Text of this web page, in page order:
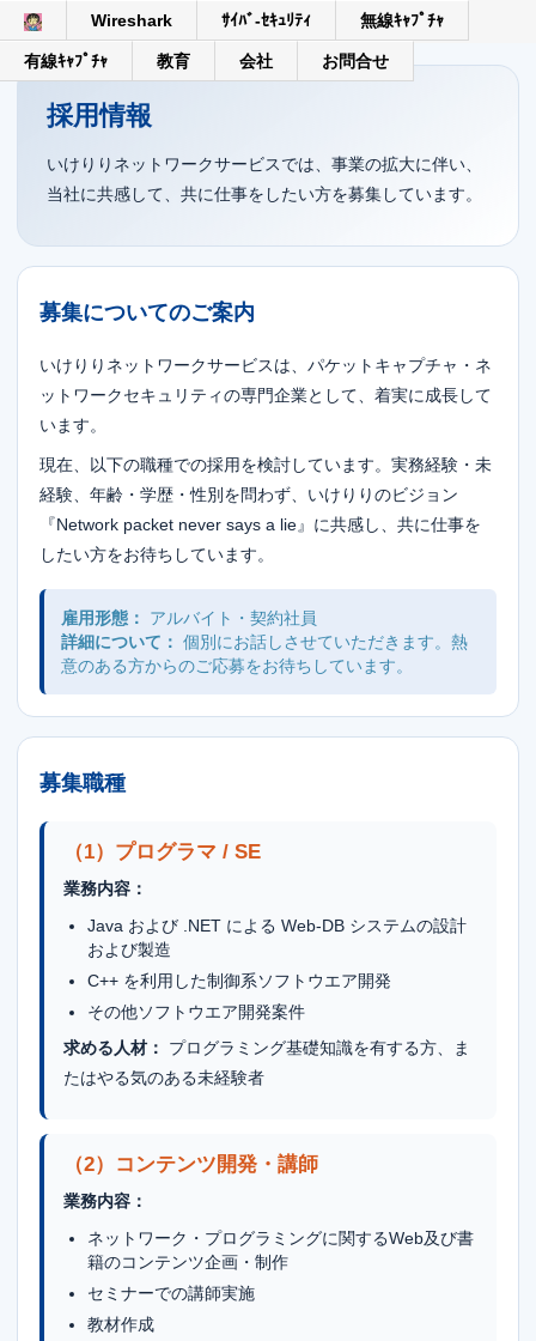
Wireshark ｻｲﾊﾞ-ｾｷｭﾘﾃｨ 無線ｷｬﾌﾟﾁｬ
有線ｷｬﾌﾟﾁｬ 教育 会社 お問合せ
採用情報
いけりりネットワークサービスでは、事業の拡大に伴い、
当社に共感して、共に仕事をしたい方を募集しています。
募集についてのご案内
いけりりネットワークサービスは、パケットキャプチャ・ネ
ットワークセキュリティの専門企業として、着実に成長して
います。
現在、以下の職種での採用を検討しています。実務経験・未
経験、年齢・学歴・性別を問わず、いけりりのビジョン
『Network packet never says a lie』に共感し、共に仕事を
したい方をお待ちしています。
雇用形態：
アルバイト・契約社員
詳細について： 個別にお話しさせていただきます。熱
意のある方からのご応募をお待ちしています。
募集職種
（1）プログラマ / SE
業務内容：
Java および .NET による Web-DB システムの設計
および製造
C++ を利用した制御系ソフトウエア開発
その他ソフトウエア開発案件
求める人材：
プログラミング基礎知識を有する方、ま
たはやる気のある未経験者
（2）コンテンツ開発・講師
業務内容：
ネットワーク・プログラミングに関するWeb及び書
籍のコンテンツ企画・制作
セミナーでの講師実施
教材作成